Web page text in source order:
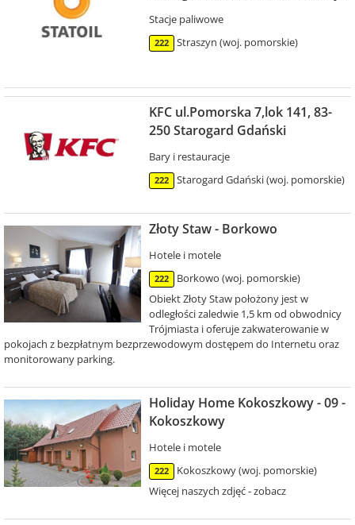
Stacje paliwowe
222 Straszyn (woj. pomorskie)
KFC ul.Pomorska 7,lok 141, 83-
250 Starogard Gdański
Bary i restauracje
222 Starogard Gdański (woj. pomorskie)
Złoty Staw - Borkowo
Hotele i motele
222
Borkowo (woj. pomorskie)
Obiekt Złoty Staw położony jest w
odległości zaledwie 1,5 km od obwodnicy
Trójmiasta i oferuje zakwaterowanie w
pokojach z bezpłatnym bezprzewodowym dostępem do Internetu oraz
monitorowany parking.
Holiday Home Kokoszkowy - 09 -
Kokoszkowy
Hotele i motele
222
Kokoszkowy (woj. pomorskie)
Więcej naszych zdjęć - zobacz